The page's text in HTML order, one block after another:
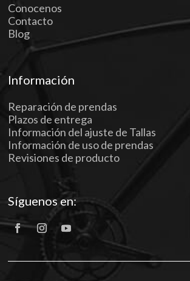
Conocenos
Contacto
Blog
Información
Reparación de prendas
Plazos de entrega
Información del ajuste de Tallas
Información de uso de prendas
Revisiones de producto
Síguenos en: